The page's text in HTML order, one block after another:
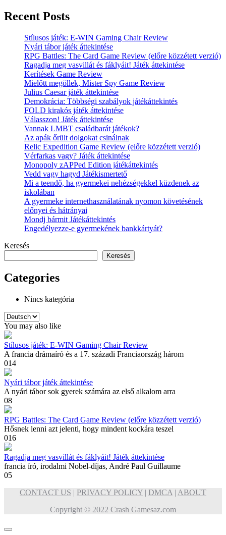
Recent Posts
Stílusos játék: E-WIN Gaming Chair Review
Nyári tábor játék áttekintése
RPG Battles: The Card Game Review (előre közzétett verzió)
Ragadja meg vasvillát és fáklyáit! Játék áttekintése
Kerítések Game Review
Mielőtt megöllek, Mister Spy Game Review
Julius Caesar játék áttekintése
Demokrácia: Többségi szabályok játékáttekintés
FOLD kirakós játék áttekintése
Válasszon! Játék áttekintése
Vannak LMBT családbarát játékok?
Az apák őrült dolgokat csinálnak
Relic Expedition Game Review (előre közzétett verzió)
Vérfarkas vagy? Játék áttekintése
Monopoly zAPPed Edition játékáttekintés
Vedd vagy hagyd Játékismertető
Mi a teendő, ha gyermekei nehézségekkel küzdenek az
iskolában
A gyermeke internethasználatának nyomon követésének
előnyei és hátrányai
Mondj bármit Játékáttekintés
Engedélyezze-e gyermekének bankkártyát?
Keresés
Keresés
Categories
Nincs kategória
Nyelv
kiválasztása
You may also like
Stílusos játék: E-WIN Gaming Chair Review
A francia drámaíró és a 17. századi Franciaország három
014
Nyári tábor játék áttekintése
A nyári tábor sok gyerek számára az első alkalom arra
08
RPG Battles: The Card Game Review (előre közzétett verzió)
Hősnek lenni azt jelenti, hogy mindent kockára teszel
016
Ragadja meg vasvillát és fáklyáit! Játék áttekintése
francia író, irodalmi Nobel-díjas, André Paul Guillaume
05
CONTACT US | PRIVACY POLICY | DMCA | ABOUT
Copyright © 2022 Crash Gamesaz.com